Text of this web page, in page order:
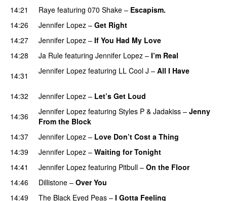
14:21 Raye featuring 070 Shake – Escapism.
14:26
Jennifer Lopez – Get Right
14:27
Jennifer Lopez – If You Had My Love
14:28
Ja Rule featuring Jennifer Lopez – I’m Real
14:31
Jennifer Lopez featuring LL Cool J – All I Have
14:32 Jennifer Lopez – Let’s Get Loud
14:36
Jennifer Lopez featuring Styles P & Jadakiss – Jenny
From the Block
14:37
Jennifer Lopez – Love Don’t Cost a Thing
14:39
Jennifer Lopez – Waiting for Tonight
14:41
Jennifer Lopez featuring Pitbull – On the Floor
14:46
Dillistone – Over You
14:49
The Black Eyed Peas – I Gotta Feeling